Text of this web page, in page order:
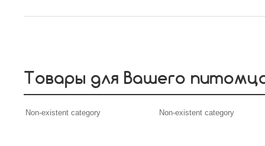
Товары для Вашего
Non-existent category Non-existent category